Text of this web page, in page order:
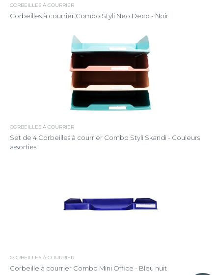
CORBEILLES À COURRIER
Corbeilles à courrier Combo Styli Neo Deco - Noir
CORBEILLES À COURRIER
Set de 4 Corbeilles à courrier Combo Styli Skandi - Couleurs
assorties
CORBEILLES À COURRIER
Corbeille à courrier Combo Mini Office - Bleu nuit